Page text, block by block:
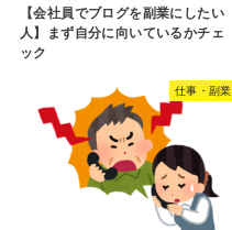
【会社員でブログを副業にしたい
人】まず自分に向いているかチェ
ック
仕事・副業